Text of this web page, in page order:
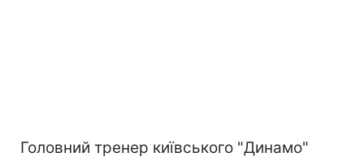
Головний тренер київського "Динамо"